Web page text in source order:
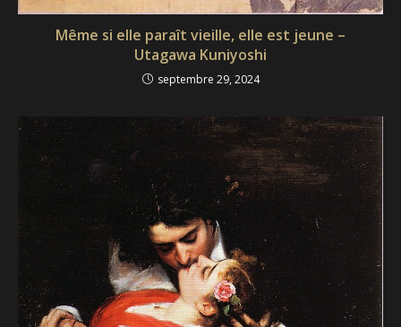
Même si elle paraît vieille, elle est jeune –
Utagawa Kuniyoshi
septembre 29, 2024